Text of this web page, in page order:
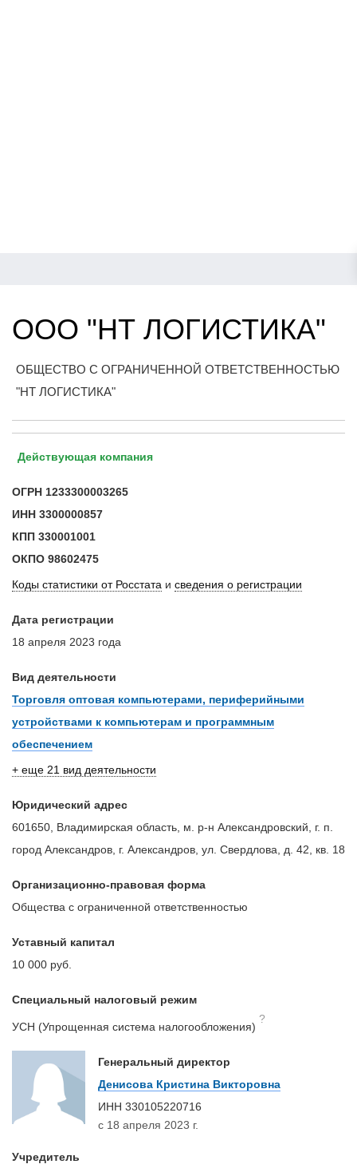
ООО "НТ ЛОГИСТИКА"
ОБЩЕСТВО С ОГРАНИЧЕННОЙ ОТВЕТСТВЕННОСТЬЮ
"НТ ЛОГИСТИКА"
Действующая компания
ОГРН 1233300003265
ИНН 3300000857
КПП 330001001
ОКПО 98602475
Коды статистики от Росстата и сведения о регистрации
Дата регистрации
18 апреля 2023 года
Вид деятельности
Торговля оптовая компьютерами, периферийными
устройствами к компьютерам и программным
обеспечением
+ еще 21 вид деятельности
Юридический адрес
601650, Владимирская область, м. р-н Александровский, г. п.
город Александров, г. Александров, ул. Свердлова, д. 42, кв. 18
Организационно-правовая форма
Общества с ограниченной ответственностью
Уставный капитал
10 000 руб.
Специальный налоговый режим
УСН (Упрощенная система налогообложения)
?
Генеральный директор
Денисова Кристина Викторовна
ИНН 330105220716
с 18 апреля 2023 г.
Учредитель